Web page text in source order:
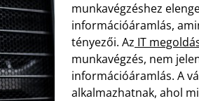
munkavégzéshez
információáramlás,
tényezői. Az IT
munkavégzés, nem
információáramlás. A
alkalmazhatnak, ahol